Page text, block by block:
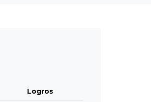
Logros